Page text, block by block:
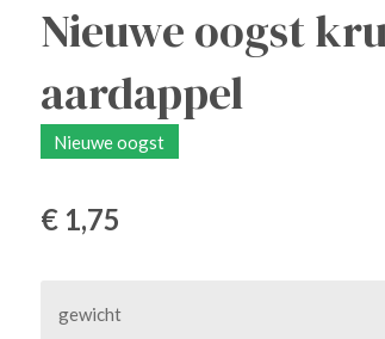
Nieuwe oogst
aardappel
Nieuwe oogst
€ 1,75
gewicht